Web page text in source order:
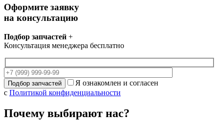
Оформите заявку
на консультацию
Подбор запчастей +
Консультация менеджера бесплатно
Я ознакомлен и согласен
с Политикой конфиденциальности
Почему выбирают нас?